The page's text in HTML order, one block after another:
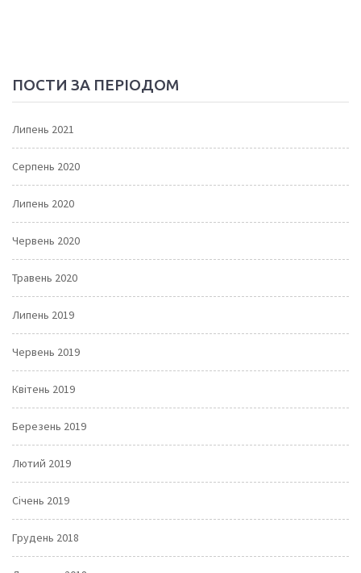
ПОСТИ ЗА ПЕРІОДОМ
Липень 2021
Серпень 2020
Липень 2020
Червень 2020
Травень 2020
Липень 2019
Червень 2019
Квітень 2019
Березень 2019
Лютий 2019
Січень 2019
Грудень 2018